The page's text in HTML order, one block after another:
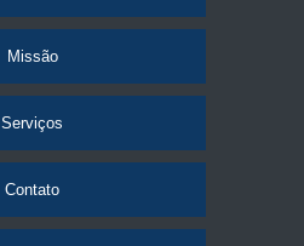
Missão
Serviços
Contato